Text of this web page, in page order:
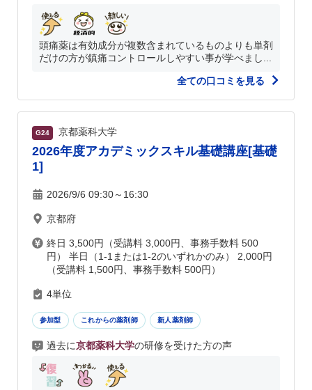
頭痛薬は有効成分が複数含まれているものよりも単剤
だけの方が鎮痛コントロールしやすい事が学べまし...
全ての口コミを見る
G24 京都薬科大学
2026年度アカデミックスキル基礎講座[基礎
1]
2026/9/6 09:30～16:30
京都府
終日 3,500円（受講料 3,000円、事務手数料 500
円） 半日（1-1または1-2のいずれかのみ） 2,000円
（受講料 1,500円、事務手数料 500円）
4単位
参加型 これからの薬剤師 新人薬剤師
過去に京都薬科大学の研修を受けた方の声